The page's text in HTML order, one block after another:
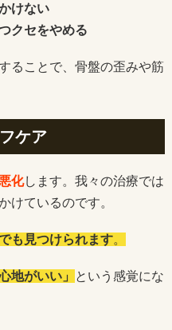
けない
クセをやめる
ることで、骨盤の歪みや筋
ケア
化します。我々の治療では
けているのです。
も見つけられます。
地がいい」
という感覚にな